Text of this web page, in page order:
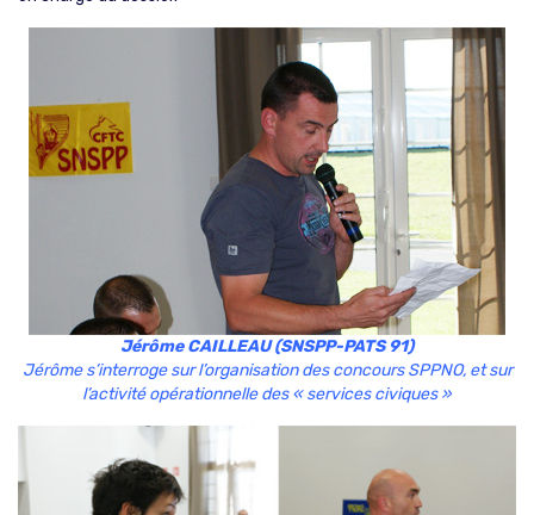
Jérôme CAILLEAU (SNSPP-PATS 91)
Jérôme s’interroge sur l’organisation des concours SPPNO, et sur
l’activité opérationnelle des « services civiques »